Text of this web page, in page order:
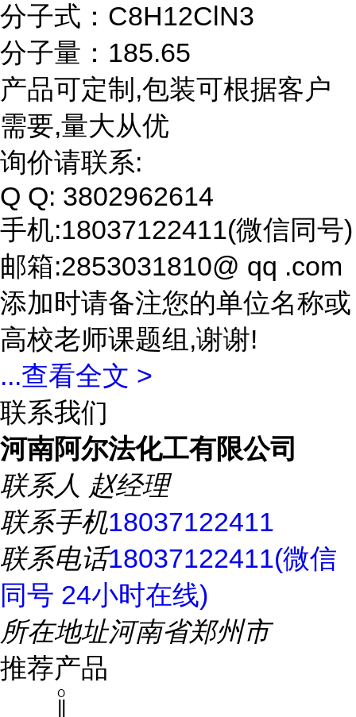
分子式：C8H12ClN3
分子量：185.65
产品可定制,包装可根据客户
需要,量大从优
询价请联系:
Q Q: 3802962614
手机:18037122411(微信同号)
邮箱:2853031810@ qq .com
添加时请备注您的单位名称或
高校老师课题组,谢谢!
...查看全文 >
联系我们
河南阿尔法化工有限公司
联系人 赵经理
联系手机18037122411
联系电话18037122411(微信
同号 24小时在线)
所在地址河南省郑州市
推荐产品